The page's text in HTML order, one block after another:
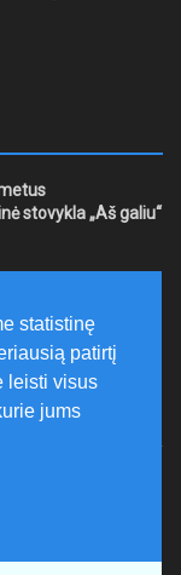
stovykla „Aš galiu“
kūrimąsi
statistinę
patirtį
leisti visus
jums